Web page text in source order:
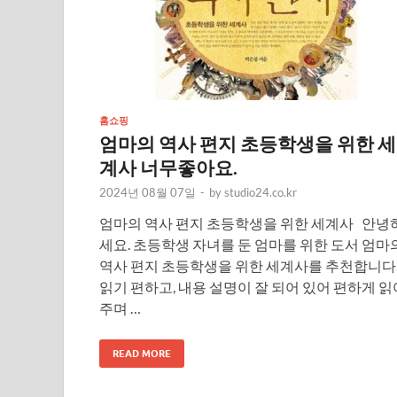
홈쇼핑
엄마의 역사 편지 초등학생을 위한 세
계사 너무좋아요.
2024년 08월 07일 - bystudio24.co.kr
엄마의 역사 편지 초등학생을 위한 세계사 안녕
세요. 초등학생 자녀를 둔 엄마를 위한 도서 엄마
역사 편지 초등학생을 위한 세계사를 추천합니다.
읽기 편하고, 내용 설명이 잘 되어 있어 편하게 읽
주며 …
READ MORE